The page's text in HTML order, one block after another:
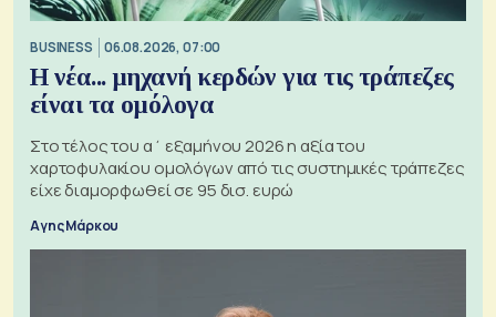
BUSINESS 06.08.2026, 07:00
Η νέα... μηχανή κερδών για τις τράπεζες
είναι τα ομόλογα
Στο τέλος του α΄ εξαμήνου 2026 η αξία του
χαρτοφυλακίου ομολόγων από τις συστημικές τράπεζες
είχε διαμορφωθεί σε 95 δισ. ευρώ
Αγης Μάρκου